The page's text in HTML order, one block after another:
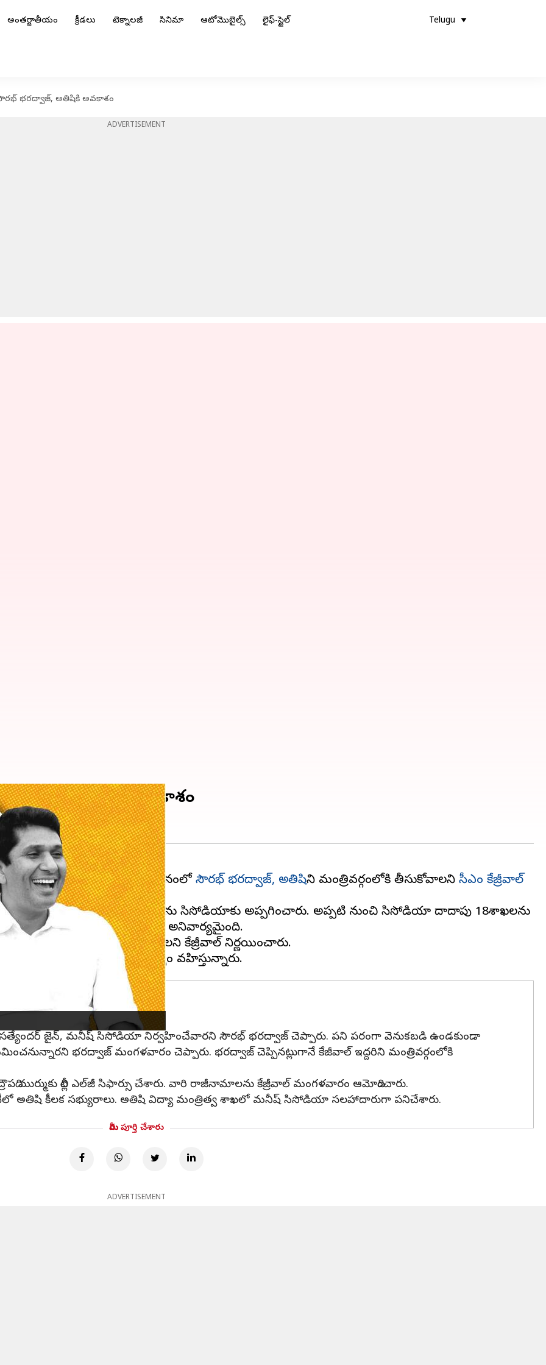
అంతర్జాతీయం క్రీడలు టెక్నాలజీ సినిమా ఆటోమొబైల్స్ లైఫ్-స్టైల్ Telugu
సౌరభ్ భరద్వాజ్, అతిషికి అవకాశం
ADVERTISEMENT
భరద్వాజ్, అతిషికి అవకాశం
రాజీనామా చేసిన తర్వాత వారి స్థానంలో సౌరభ్ భరద్వాజ్, అతిషిని మంత్రివర్గంలోకి తీసుకోవాలని సీఎం కేజ్రీవాల్
పంపారు.
అప్పటి నుంచి అతని శాఖలను సిసోడియాకు అప్పగించారు. అప్పటి నుంచి సిసోడియా దాదాపు 18శాఖలను
కేజ్రీవాల్‌కు మంత్రి వర్గ విస్తరణ అనివార్యమైంది.
మంత్రివర్గంలోకి తీసుకోవాలని కేజ్రీవాల్ నిర్ణయించారు.
సిఫార్సు చేసిన ఎల్జీ
సత్యేందర్ జైన్, మనీష్ సిసోడియా నిర్వహించేవారని సౌరభ్ భరద్వాజ్ చెప్పారు. పని పరంగా వెనుకబడి ఉండకుండా
భరద్వాజ్ మంగళవారం చెప్పారు. భరద్వాజ్ చెప్పినట్లుగానే కేజీవాల్ ఇద్దరిని మంత్రివర్గంలోకి
దిల్లీ ఎల్‌జీ సిఫార్సు చేశారు. వారి రాజీనామాలను కేజ్రీవాల్ మంగళవారం ఆమోదించారు.
అతిషి కీలక సభ్యురాలు. అతిషి విద్యా మంత్రిత్వ శాఖలో మనీష్ సిసోడియా సలహాదారుగా పనిచేశారు.
మీరు పూర్తి చేశారు
ADVERTISEMENT